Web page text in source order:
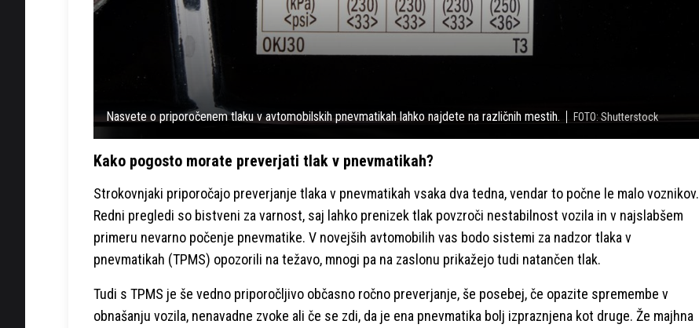
Nasvete o priporočenem tlaku v avtomobilskih pnevmatikah lahko najdete na različnih mestih. FOTO: Shutterstock
Kako pogosto morate preverjati tlak v pnevmatikah?
Strokovnjaki priporočajo preverjanje tlaka v pnevmatikah vsaka dva tedna, vendar to počne le malo voznikov.
Redni pregledi so bistveni za varnost, saj lahko prenizek tlak povzroči nestabilnost vozila in v najslabšem
primeru nevarno počenje pnevmatike. V novejših avtomobilih vas bodo sistemi za nadzor tlaka v
pnevmatikah (TPMS) opozorili na težavo, mnogi pa na zaslonu prikažejo tudi natančen tlak.
Tudi s TPMS je še vedno priporočljivo občasno ročno preverjanje, še posebej, če opazite spremembe v
obnašanju vozila, nenavadne zvoke ali če se zdi, da je ena pnevmatika bolj izpraznjena kot druge. Že majhna